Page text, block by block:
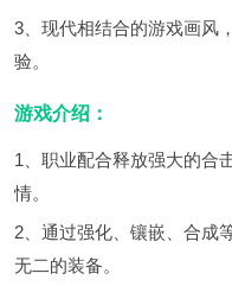
3、现代相结合的游戏画风
验。
游戏介绍：
1、职业配合释放强大的合
情。
2、通过强化、镶嵌、合成
无二的装备。